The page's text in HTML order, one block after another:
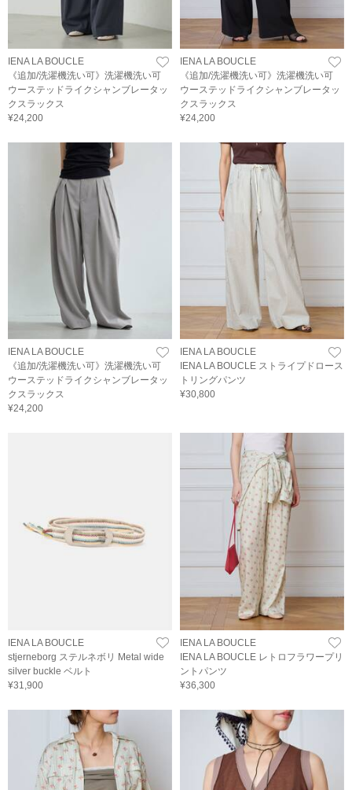
IENA LA BOUCLE
《追加/洗濯機洗い可》洗濯機洗い可
ウーステッドライクシャンブレータッ
クスラックス
¥24,200
IENA LA BOUCLE
《追加/洗濯機洗い可》洗濯機洗い可
ウーステッドライクシャンブレータッ
クスラックス
¥24,200
IENA LA BOUCLE
《追加/洗濯機洗い可》洗濯機洗い可
ウーステッドライクシャンブレータッ
クスラックス
¥24,200
IENA LA BOUCLE
IENA LA BOUCLE ストライプドロース
トリングパンツ
¥30,800
IENA LA BOUCLE
stjerneborg ステルネボリ Metal wide
silver buckle ベルト
¥31,900
IENA LA BOUCLE
IENA LA BOUCLE レトロフラワープリ
ントパンツ
¥36,300